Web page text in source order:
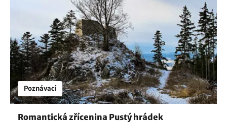
Poznávací
Romantická zřícenina Pustý hrádek